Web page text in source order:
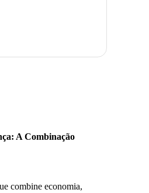
A Combinação
combine economia,